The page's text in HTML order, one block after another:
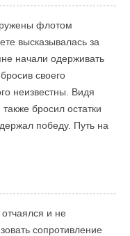
флотом
высказывалась за
начали одерживать
своего
неизвестны. Видя
бросил остатки
победу. Путь на
и не
сопротивление